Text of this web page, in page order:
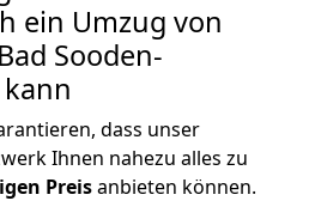
ein Umzug von
Sooden-
dass unser
Ihnen nahezu alles zu
Preisanbieten können.